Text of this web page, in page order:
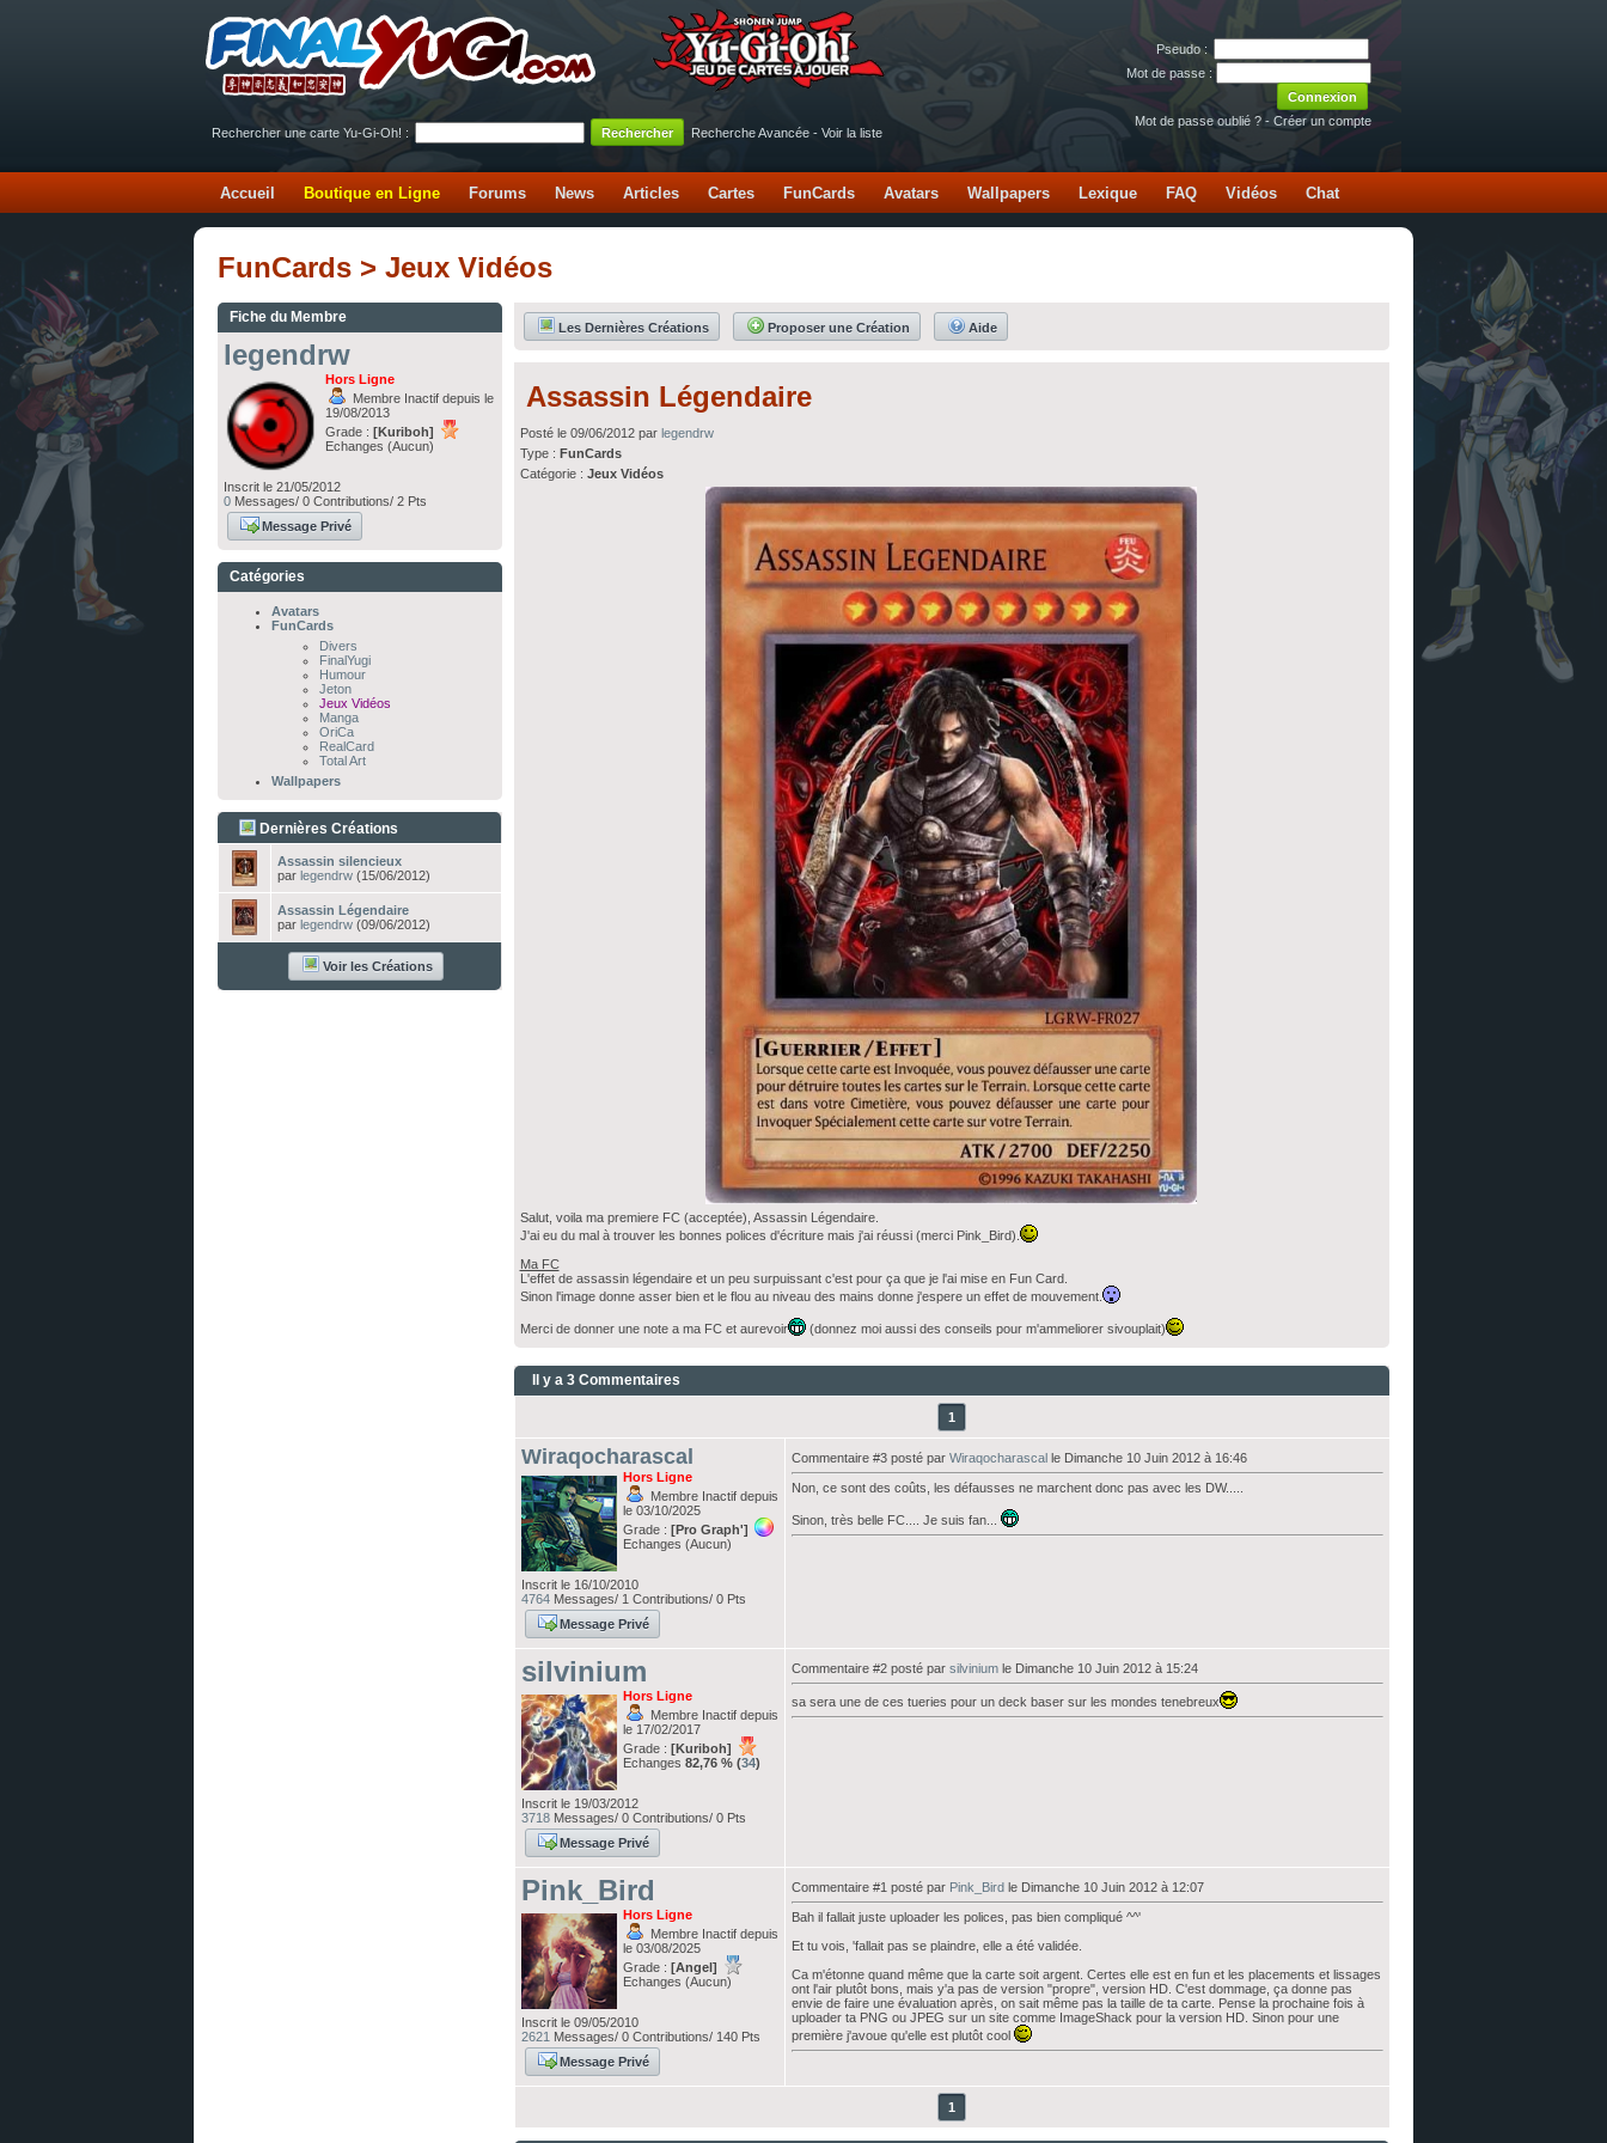
Pseudo :
Mot de passe :
Mot de passe oublié ? - Créer un compte
Rechercher une carte Yu-Gi-Oh! :
Recherche Avancée - Voir la liste
Accueil Boutique en Ligne Forums News Articles Cartes FunCards Avatars Wallpapers Lexique FAQ Vidéos Chat
FunCards > Jeux Vidéos
Fiche du Membre
legendrw
Hors Ligne
Membre Inactif depuis le
19/08/2013
Grade : [Kuriboh]
Echanges (Aucun)
Inscrit le 21/05/2012
0 Messages/ 0 Contributions/ 2 Pts
Message Privé
Catégories
Avatars
FunCards
Divers
FinalYugi
Humour
Jeton
Jeux Vidéos
Manga
OriCa
RealCard
Total Art
Wallpapers
Dernières Créations
Assassin silencieux
par legendrw (15/06/2012)
Assassin Légendaire
par legendrw (09/06/2012)
Voir les Créations
Les Dernières Créations Proposer une Création Aide
Assassin Légendaire
Posté le 09/06/2012 par legendrw
Type : FunCards
Catégorie : Jeux Vidéos
Salut, voila ma premiere FC (acceptée), Assassin Légendaire.
J'ai eu du mal à trouver les bonnes polices d'écriture mais j'ai réussi (merci Pink_Bird).
Ma FC
L'effet de assassin légendaire et un peu surpuissant c'est pour ça que je l'ai mise en Fun Card.
Sinon l'image donne asser bien et le flou au niveau des mains donne j'espere un effet de mouvement.
Merci de donner une note a ma FC et aurevoir (donnez moi aussi des conseils pour m'ammeliorer sivouplait)
Il y a 3 Commentaires
1
Wiraqocharascal
Hors Ligne
Membre Inactif depuis
le 03/10/2025
Grade : [Pro Graph']
Echanges (Aucun)
Inscrit le 16/10/2010
4764Messages/ 1 Contributions/ 0 Pts
Message Privé
Commentaire #3 posté par Wiraqocharascalle Dimanche 10 Juin 2012 à 16:46
Non, ce sont des coûts, les défausses ne marchent donc pas avec les DW.....
Sinon, très belle FC.... Je suis fan...
silvinium
Hors Ligne
Membre Inactif depuis
le 17/02/2017
Grade : [Kuriboh]
Echanges 82,76 % (34)
Inscrit le 19/03/2012
3718Messages/ 0 Contributions/ 0 Pts
Message Privé
Commentaire #2 posté par silviniumle Dimanche 10 Juin 2012 à 15:24
sa sera une de ces tueries pour un deck baser sur les mondes tenebreux
Pink_Bird
Hors Ligne
Membre Inactif depuis
le 03/08/2025
Grade : [Angel]
Echanges (Aucun)
Inscrit le 09/05/2010
2621 Messages/ 0 Contributions/ 140 Pts
Message Privé
Commentaire #1 posté par Pink_Birdle Dimanche 10 Juin 2012 à 12:07
Bah il fallait juste uploader les polices, pas bien compliqué ^^'
Et tu vois, 'fallait pas se plaindre, elle a été validée.
Ca m'étonne quand même que la carte soit argent. Certes elle est en fun et les placements et lissages
ont l'air plutôt bons, mais y'a pas de version "propre", version HD. C'est dommage, ça donne pas
envie de faire une évaluation après, on sait même pas la taille de ta carte. Pense la prochaine fois à
uploader ta PNG ou JPEG sur un site comme ImageShack pour la version HD. Sinon pour une
première j'avoue qu'elle est plutôt cool
1